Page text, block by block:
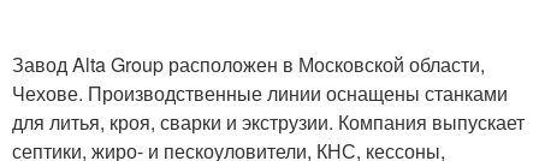
Завод Alta Group расположен в Московской области,
Чехове. Производственные линии оснащены станками
для литья, кроя, сварки и экструзии. Компания выпускает
септики, жиро- и пескоуловители, КНС, кессоны,